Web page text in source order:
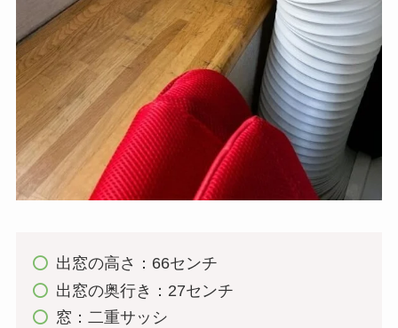
出窓の高さ：66センチ
出窓の奥行き：27センチ
窓：二重サッシ